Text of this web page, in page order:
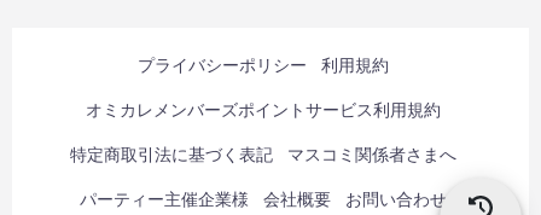
プライバシーポリシー 利用規約
オミカレメンバーズポイントサービス利用規約
特定商取引法に基づく表記 マスコミ関係者さまへ
パーティー主催企業様 会社概要 お問い合わせ